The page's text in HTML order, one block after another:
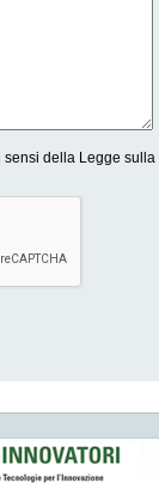
sensi della Legge sulla